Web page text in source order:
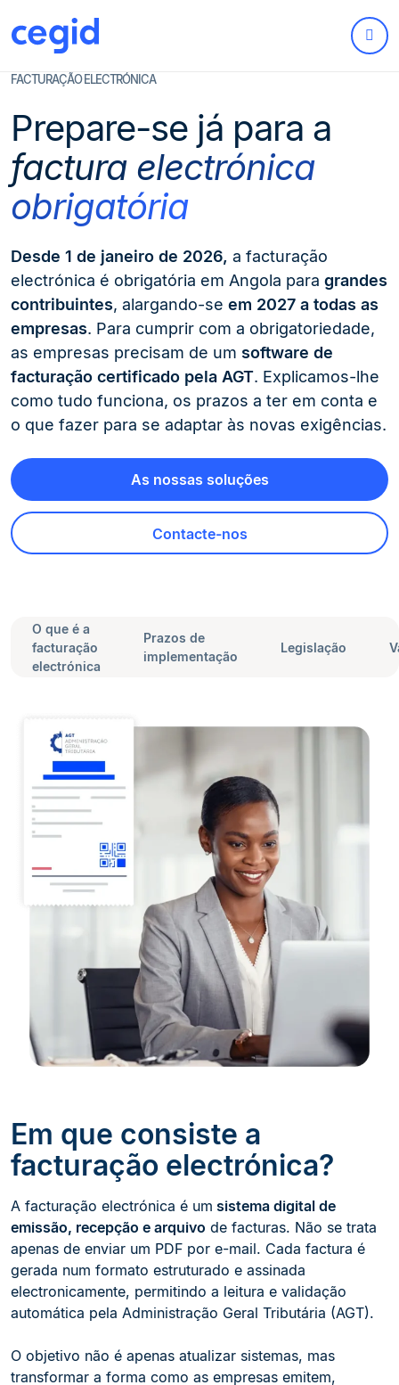
FACTURAÇÃO ELECTRÓNICA
Prepare-se já para a
factura electrónica
obrigatória
Desde 1 de janeiro de 2026, a facturação
electrónica é obrigatória em Angola para grandes
contribuintes, alargando-se em 2027 a todas as
empresas. Para cumprir com a obrigatoriedade,
as empresas precisam de um software de
facturação certificado pela AGT. Explicamos-lhe
como tudo funciona, os prazos a ter em conta e
o que fazer para se adaptar às novas exigências.
As nossas soluções
Contacte-nos
O que é a
facturação
electrónica
Prazos de
implementação
Legislação
Em que consiste a
facturação electrónica?
A facturação electrónica é um sistema digital de
emissão, recepção e arquivo de facturas. Não se trata
apenas de enviar um PDF por e-mail. Cada factura é
gerada num formato estruturado e assinada
electronicamente, permitindo a leitura e validação
automática pela Administração Geral Tributária (AGT).
O objetivo não é apenas atualizar sistemas, mas
transformar a forma como as empresas emitem,